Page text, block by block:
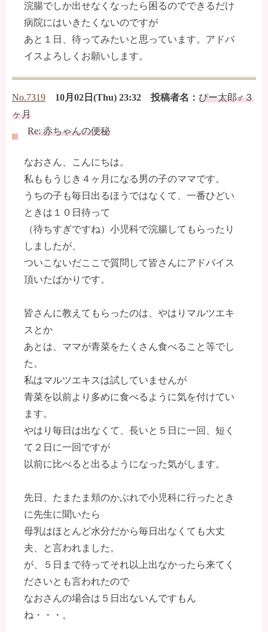
浣腸でしか出せなくなったら困るのでできるだけ
病院にはいきたくないのですが
あと１日、待ってみたいと思っています。アドバ
イスよろしくお願いします。
No.7319 10月02日(Thu) 23:32 投稿者名： ぴー太郎♂３
ヶ月
Re: 赤ちゃんの便秘
なおさん、こんにちは。
私ももうじき４ヶ月になる男の子のママです。
うちの子も毎日出るほうではなくて、一番ひどい
ときは１０日待って
（待ちすぎですね）小児科で浣腸してもらったり
しましたが、
ついこないだここで質問して皆さんにアドバイス
頂いたばかりです。
皆さんに教えてもらったのは、やはりマルツエキ
スとか
あとは、ママが青菜をたくさん食べること等でし
た。
私はマルツエキスは試していませんが
青菜を以前より多めに食べるように気を付けてい
ます。
やはり毎日は出なくて、長いと５日に一回、短く
て２日に一回ですが
以前に比べると出るようになった気がします。
先日、たまたま頬のかぶれで小児科に行ったとき
に先生に聞いたら
母乳はほとんど水分だから毎日出なくても大丈
夫、と言われました。
が、５日まで待ってそれ以上出なかったら来てく
ださいとも言われたので
なおさんの場合は５日出ないんですもん
ね・・・。